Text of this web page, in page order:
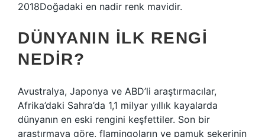
2018Doğadaki en nadir renk mavidir.
DÜNYANIN ILK RENGI
NEDIR?
Avustralya, Japonya ve ABD’li araştırmacılar,
Afrika’daki Sahra’da 1,1 milyar yıllık kayalarda
dünyanın en eski rengini keşfettiler. Son bir
araştırmaya göre, flamingoların ve pamuk şekerinin